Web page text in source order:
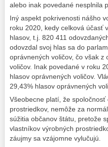
alebo inak povedané nesplnila
Iný aspekt pokrivenosti nášho
roku 2020, kedy celková účasť
hlasov, t.j. 820 411
odovzdal svoj hlas sa do
oprávnených voličov, čo však
voličov. Inak povedané v roku
hlasov oprávnených voličov.
29,43% hlasov oprávnených
Všeobecne platí, že
prostriedkov, nemôže za
súžitia občanov štátu, pretože
vlastníkov výrobných
záujmy sa vzájomne vylučujú.